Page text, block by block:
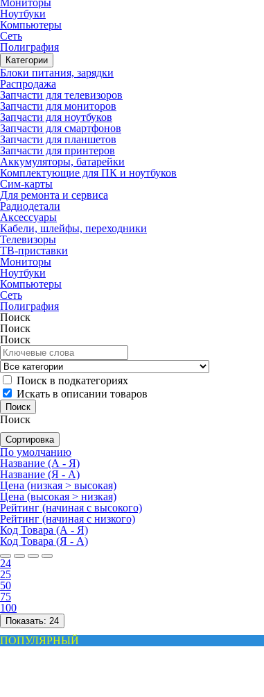
Мониторы
Ноутбуки
Компьютеры
Сеть
Полиграфия
Категории
Блоки питания, зарядки
Распродажа
Запчасти для телевизоров
Запчасти для мониторов
Запчасти для ноутбуков
Запчасти для смартфонов
Запчасти для планшетов
Запчасти для принтеров
Аккумуляторы, батарейки
Комплектующие для ПК и ноутбуков
Сим-карты
Для ремонта и сервиса
Радиодетали
Аксессуары
Кабели, шлейфы, переходники
Телевизоры
ТВ-приставки
Мониторы
Ноутбуки
Компьютеры
Сеть
Полиграфия
Поиск
Поиск
Поиск
Поиск в подкатегориях
Искать в описании товаров
Поиск
Сортировка
По умолчанию
Название (А - Я)
Название (Я - А)
Цена (низкая > высокая)
Цена (высокая > низкая)
Рейтинг (начиная с высокого)
Рейтинг (начиная с низкого)
Код Товара (А - Я)
Код Товара (Я - А)
24
25
50
75
100
Показать: 24
ПОПУЛЯРНЫЙ